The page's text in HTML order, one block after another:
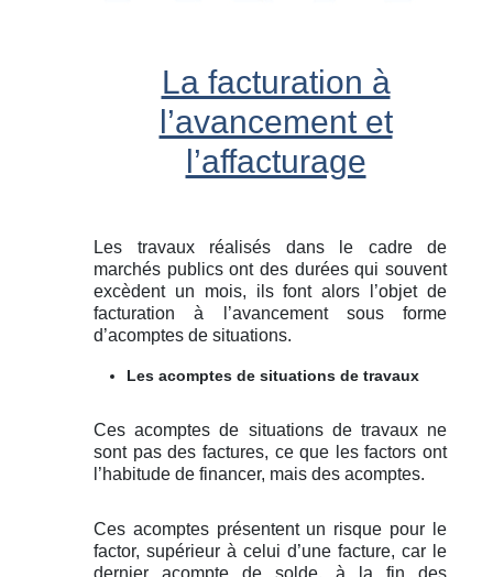
La facturation à
l’avancement et
l’affacturage
Les travaux réalisés dans le cadre de
marchés publics ont des durées qui souvent
excèdent un mois, ils font alors l’objet de
facturation à l’avancement sous forme
d’acomptes de situations.
Les acomptes de situations de travaux
Ces acomptes de situations de travaux ne
sont pas des factures, ce que les factors ont
l’habitude de financer, mais des acomptes.
Ces acomptes présentent un risque pour le
factor, supérieur à celui d’une facture, car le
dernier acompte de solde, à la fin des